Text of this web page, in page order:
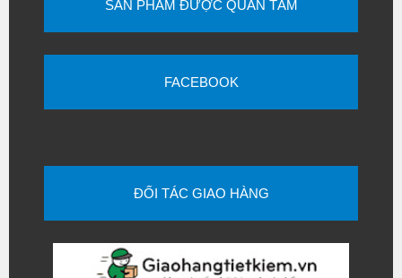
SẢN PHẨM ĐƯỢC QUAN TÂM
FACEBOOK
ĐỐI TÁC GIAO HÀNG